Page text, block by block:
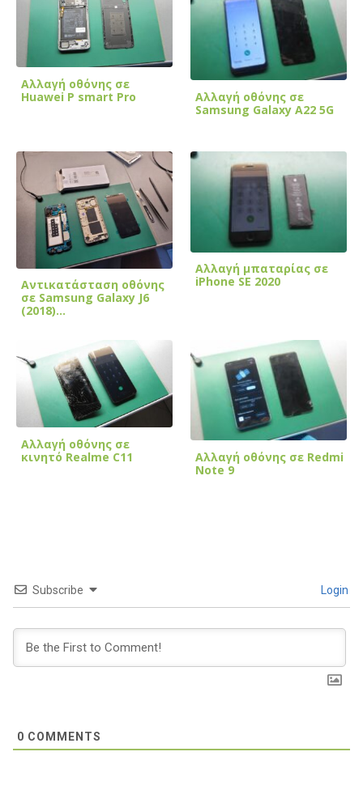
Αλλαγή οθόνης σε
Huawei P smart Pro
Αλλαγή οθόνης σε
Samsung Galaxy A22 5G
Αντικατάσταση οθόνης
σε Samsung Galaxy J6
(2018)…
Αλλαγή μπαταρίας σε
iPhone SE 2020
Αλλαγή οθόνης σε
κινητό Realme C11
Αλλαγή οθόνης σε Redmi
Note 9
Subscribe Login
0 COMMENTS